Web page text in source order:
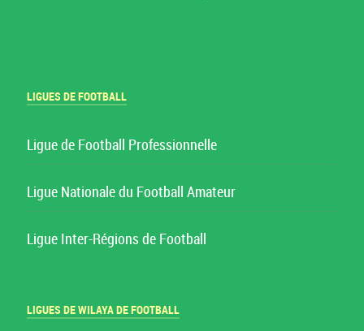
LIGUES DE FOOTBALL
Ligue de Football Professionnelle
Ligue Nationale du Football Amateur
Ligue Inter-Régions de Football
LIGUES DE WILAYA DE FOOTBALL